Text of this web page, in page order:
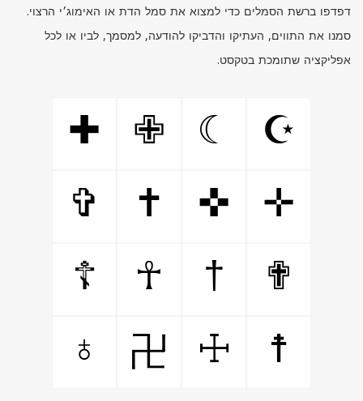
דפדפו ברשת הסמלים כדי למצוא את סמל הדת או האימוג׳י הרצוי.
סמנו את התווים, העתיקו והדביקו להודעה, למסמך, לביו או לכל
אפליקציה שתומכת בטקסט.
☪
☾
✙
✚
✛
✜
✝
✞
✟
†
☥
☦
☨
☩
卍
♁